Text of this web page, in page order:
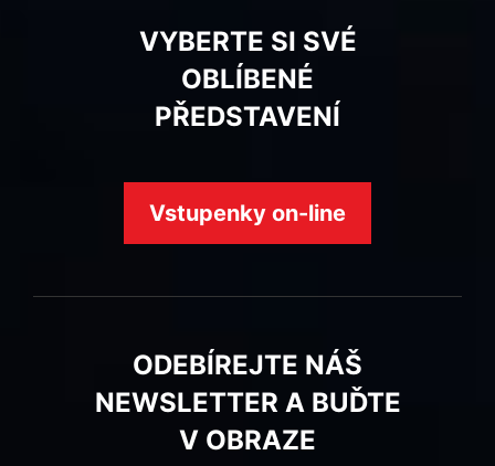
VYBERTE SI SVÉ
OBLÍBENÉ
PŘEDSTAVENÍ
Vstupenky on-line
ODEBÍREJTE NÁŠ
NEWSLETTER A BUĎTE
V OBRAZE